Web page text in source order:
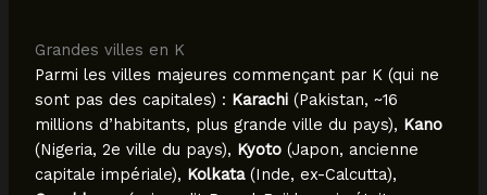
Grandes villes en K
Parmi les villes majeures commençant par K (qui ne
sont pas des capitales) : Karachi(Pakistan, ~16
millions d’habitants, plus grande ville du pays), Kano
(Nigeria, 2e ville du pays), Kyoto(Japon, ancienne
capitale impériale), Kolkata(Inde, ex-Calcutta),